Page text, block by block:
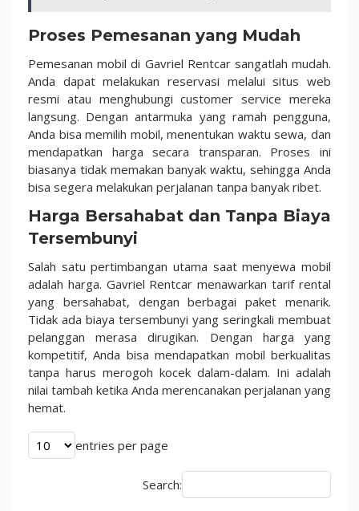
Proses Pemesanan yang Mudah
Pemesanan mobil di Gavriel Rentcar sangatlah mudah.
Anda dapat melakukan reservasi melalui situs web
resmi atau menghubungi customer service mereka
langsung. Dengan antarmuka yang ramah pengguna,
Anda bisa memilih mobil, menentukan waktu sewa, dan
mendapatkan harga secara transparan. Proses ini
biasanya tidak memakan banyak waktu, sehingga Anda
bisa segera melakukan perjalanan tanpa banyak ribet.
Harga Bersahabat dan Tanpa Biaya
Tersembunyi
Salah satu pertimbangan utama saat menyewa mobil
adalah harga. Gavriel Rentcar menawarkan tarif rental
yang bersahabat, dengan berbagai paket menarik.
Tidak ada biaya tersembunyi yang seringkali membuat
pelanggan merasa dirugikan. Dengan harga yang
kompetitif, Anda bisa mendapatkan mobil berkualitas
tanpa harus merogoh kocek dalam-dalam. Ini adalah
nilai tambah ketika Anda merencanakan perjalanan yang
hemat.
entries per page
Search: